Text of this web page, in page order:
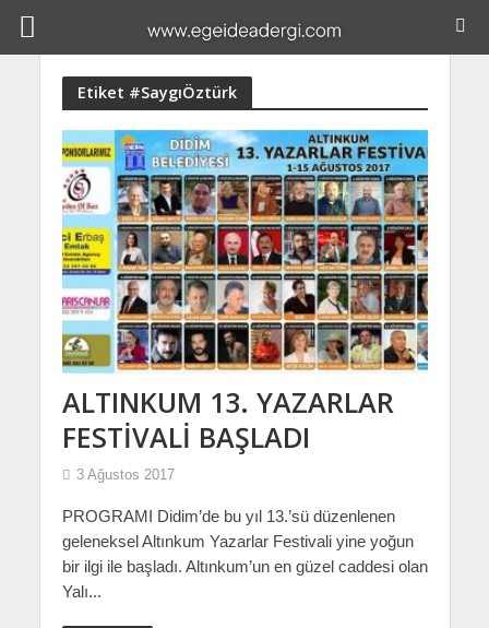
Etiket #SaygıÖztürk
ALTINKUM 13. YAZARLAR
FESTİVALİ BAŞLADI
3 Ağustos 2017
PROGRAMI Didim’de bu yıl 13.’sü düzenlenen
geleneksel Altınkum Yazarlar Festivali yine yoğun
bir ilgi ile başladı. Altınkum’un en güzel caddesi olan
Yalı...